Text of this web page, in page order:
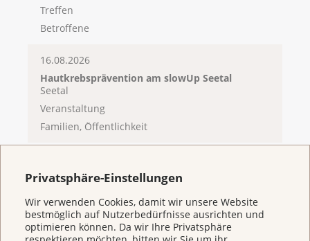
Privatsphäre-Einstellungen
Wir verwenden Cookies, damit wir unsere Website
bestmöglich auf Nutzerbedürfnisse ausrichten und
optimieren können. Da wir Ihre Privatsphäre
Treffen
Betroffene
16.08.2026
Hautkrebsprävention am slowUp Seetal
Seetal
Veranstaltung
Familien, Öffentlichkeit
Pink Cube Roadshow 2026 in Hochdorf
Hochdorf, Festplatz
Veranstaltung
Betroffene, Fachpersonen, Öffentlichkeit